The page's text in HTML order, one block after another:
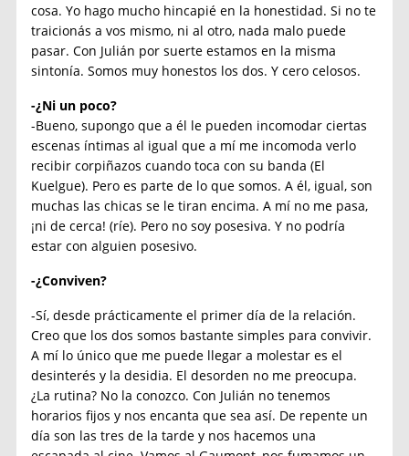
cosa. Yo hago mucho hincapié en la honestidad. Si no te
traicionás a vos mismo, ni al otro, nada malo puede
pasar. Con Julián por suerte estamos en la misma
sintonía. Somos muy honestos los dos. Y cero celosos.
-¿Ni un poco?
-Bueno, supongo que a él le pueden incomodar ciertas
escenas íntimas al igual que a mí me incomoda verlo
recibir corpiñazos cuando toca con su banda (El
Kuelgue). Pero es parte de lo que somos. A él, igual, son
muchas las chicas se le tiran encima. A mí no me pasa,
¡ni de cerca! (ríe). Pero no soy posesiva. Y no podría
estar con alguien posesivo.
-¿Conviven?
-Sí, desde prácticamente el primer día de la relación.
Creo que los dos somos bastante simples para convivir.
A mí lo único que me puede llegar a molestar es el
desinterés y la desidia. El desorden no me preocupa.
¿La rutina? No la conozco. Con Julián no tenemos
horarios fijos y nos encanta que sea así. De repente un
día son las tres de la tarde y nos hacemos una